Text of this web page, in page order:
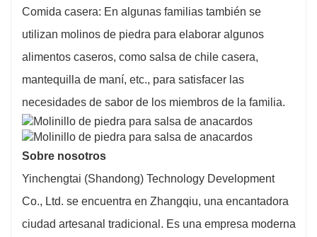
Comida casera: En algunas familias también se
utilizan molinos de piedra para elaborar algunos
alimentos caseros, como salsa de chile casera,
mantequilla de maní, etc., para satisfacer las
necesidades de sabor de los miembros de la familia.
Sobre nosotros
Yinchengtai (Shandong) Technology Development
Co., Ltd. se encuentra en Zhangqiu, una encantadora
ciudad artesanal tradicional. Es una empresa moderna